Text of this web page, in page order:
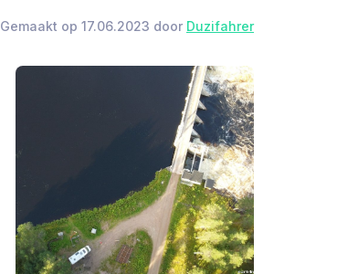
Gemaakt op 17.06.2023 door Duzifahrer